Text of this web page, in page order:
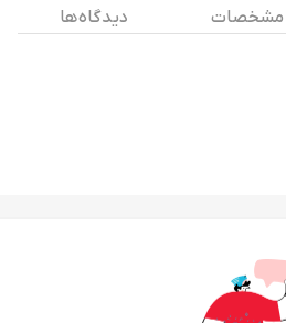
مشخصات
دیدگاه ها